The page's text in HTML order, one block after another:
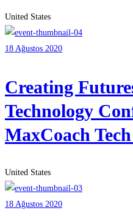
United States
18 Ağustos 2020
Creating
Technology
MaxCoach
United States
18 Ağustos 2020